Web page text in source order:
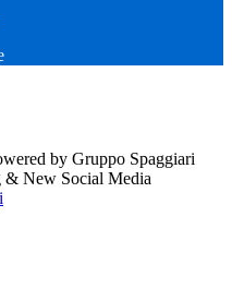
by Gruppo Spaggiari
& New Social Media